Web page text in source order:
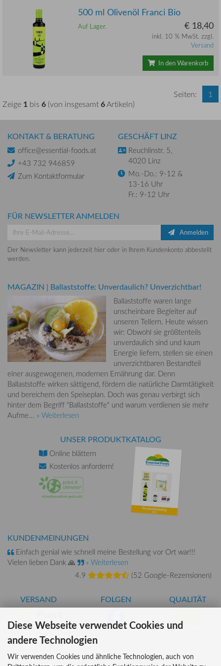
500 ml Olivenöl Franci Bio
Auf Lager. € 18,40
inkl. 10 % MwSt. zzgl.
Versand
In den Warenkorb
Zeige 1 bis 6 (von insgesamt6Artikeln)
Seiten: 1
KONTAKT & BERATUNG
office@essential-foods.at
+43 732 946859
Zum Kontaktformular
GESCHÄFT LINZ
Reuchlinstr. 5,
4020 Linz
Mo.-Do.: 9-12 &
13-16 Uhr
Fr.: 9-12 Uhr
FÜR NEWSLETTER ANMELDEN
Anmelden
Der Newsletter kann jederzeit hier oder in Ihrem Kundenkonto abbestellt
werden.
MAGAZIN | Ballaststoffe: Unverdaulich? Unverzichtbar!
Ballaststoffe waren lange
unscheinbare Begleiter auf
unseren Tellern. Heute wissen
wir: Obwohl sie größtenteils
unverdaulich sind und kaum
Energie liefern, stellen sie einen
unverzichtbaren Bestandteil
einer ausgewogenen, modernen Ernährung dar. Denn
Ballaststoffe wirken sättigend, fördern die natürliche Darmtätigkeit
und bereichern den Speiseplan. Doch was genau verbirgt sich
hinter dem Begriff "Ballaststoffe" und warum verdienen sie mehr
Aufme... » Weiterlesen
UNSER PRODUKTKATALOG
Online blättern
Kostenlos anfordern!
KUNDENMEINUNGEN
Einfach genial wie schnell meine Bestellung vor Ort war!!!
Vielen lieben Dank 🙏
» Weiterlesen
4.9
(52 Google-Rezensionen)
VERSAND FOLGEN QUALITÄT
AT-BIO-401
Diese Webseite verwendet Cookies und
andere Technologien
Wir verwenden Cookies und ähnliche Technologien, auch von